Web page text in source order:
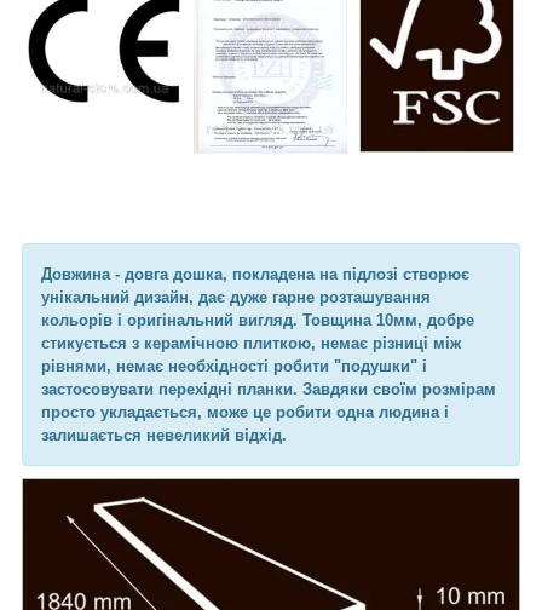
Довжина - довга дошка, покладена на підлозі створює
унікальний дизайн, дає дуже гарне розташування
кольорів і оригінальний вигляд. Товщина 10мм, добре
стикується з керамічною плиткою, немає різниці між
рівнями, немає необхідності робити "подушки" і
застосовувати перехідні планки. Завдяки своїм розмірам
просто укладається, може це робити одна людина і
залишається невеликий відхід.